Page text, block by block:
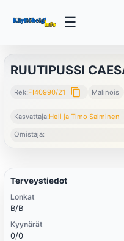
☰
RUUTIPUSSI
Rek:FI40990/21 content_copy Malinois
Kasvattaja:Heli ja Timo Salminen
Omistaja:
Terveystiedot
Lonkat
B/B
Kyynärät
0/0